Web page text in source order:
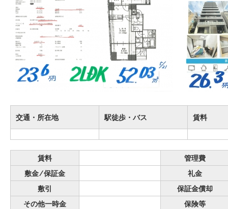
交通・所在地 駅徒歩・バス 賃料
賃料
管理費
敷金 ⁄ 保証金
礼金
敷引
保証金償却
その他一時金
保険等